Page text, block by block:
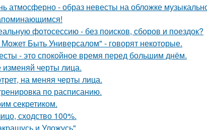
атмосферно - образ невесты на обложке
фотосессию - без поисков, сборов и поездок?
Быть Универсалом" - говорят некоторые.
- это спокойное время перед большим днём.
черты лица.
на меняя черты лица.
по расписанию.
секретиком.
сходство 100%.